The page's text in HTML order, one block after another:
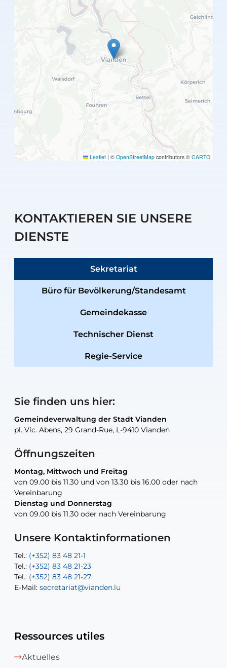
Leaflet | © OpenStreetMap contributors © CARTO
KONTAKTIEREN SIE UNSERE
DIENSTE
Sekretariat
Büro für Bevölkerung/Standesamt
Gemeindekasse
Technischer Dienst
Regie-Service
Sie finden uns hier:
Gemeindeverwaltung der Stadt Vianden
pl. Vic. Abens, 29 Grand-Rue, L-9410 Vianden
Öffnungszeiten
Montag, Mittwoch und Freitag
von 09.00 bis 11.30 und von 13.30 bis 16.00 oder nach
Vereinbarung
Dienstag und Donnerstag
von 09.00 bis 11.30 oder nach Vereinbarung
Unsere Kontaktinformationen
Tel.: (+352) 83 48 21-1
Tel.: (+352) 83 48 21-23
Tel.: (+352) 83 48 21-27
E-Mail: secretariat@vianden.lu
Gemeindeverwaltung der Stadt Vianden
pl. Vic. Abens, 29 Grand-Rue, L-9410 Vianden
Montag, Mittwoch und Freitag
von 09.00 bis 11.30 und von 13.30 bis 16.00 oder nach
Vereinbarung
Dienstag und Donnerstag
von 09.00 bis 11.30 oder nach Vereinbarung
Tel.: (+352) 83 48 21-20
Tel.: (+352) 83 48 21-22
E-Mail:sofia.carvalho@vianden.lu
E-Mail: diane.storn@vianden.lu
Gemeindeverwaltung der Stadt Vianden
pl. Vic. Abens, 29 Grand-Rue, L-9410 Vianden
nur nach Vereinbarung
Tel.: (+352) 83 48 21-24
Gemeindeverwaltung der Stadt Vianden
pl. Vic. Abens, 29 Grand-Rue, L-9410 Vianden
nur nach Vereinbarung
E-Mail: aisha.abdullah@vianden.lu
E-Mail:jos.cormemans@vianden.lu
Gemeindewerkstatt der Stadt Vianden
30, rue Neugarten, L-9422 Vianden
nur nach Vereinbarung
Tel.: (+352) 83 48 21-51
E-Mail:atelier@vianden.lu
Ressources utiles
Aktuelles